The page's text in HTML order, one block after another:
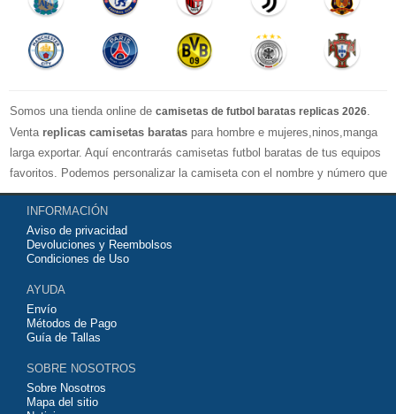
Somos una tienda online de camisetas de futbol baratas replicas 2026
Venta replicas camisetas baratas para hombre e mujeres,ninos,manga
larga exportar. Aquí encontrarás camisetas futbol baratas de tus equipos
favoritos. Podemos personalizar la camiseta con el nombre y número que
quieras. Nuestrascamisetas de futbol replicasson de máxima calidad
tailandesa por lo que estamos convencidos que quedarás muy satisfecho
con ella. Estas camisetas tienen un tejido transpirable por lo que te
servirán para jugar al fútbol o simplemente para animar a tu equipo
contáctanos y haremos lo posible para conseguirtela lo más barata
posible.
INFORMACIÓN
Aviso de privacidad
Devoluciones y Reembolsos
Condiciones de Uso
AYUDA
Envío
Métodos de Pago
Guía de Tallas
SOBRE NOSOTROS
Sobre Nosotros
Mapa del sitio